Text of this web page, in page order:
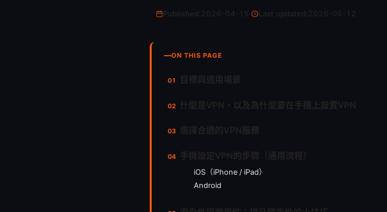
Last updated:
ON THIS PAGE
iOS（iPhone / iPad）
Android